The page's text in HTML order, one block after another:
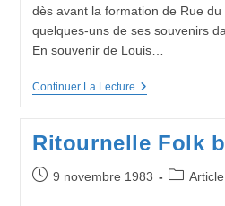
dès avant la formation de Rue
quelques-uns de ses souvenirs
En souvenir de Louis…
Continuer La LectureLa
Du
Ritournelle Folk
Publication
9 novembre 1983
PostArticle